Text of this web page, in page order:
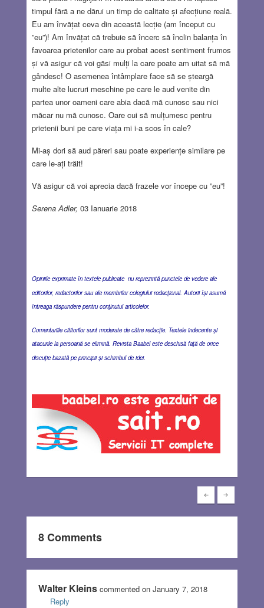
timpul fără a ne dărui un timp de calitate și afecțiune reală.
Eu am învățat ceva din această lecție (am început cu
”eu”)! Am învățat că trebuie să încerc să înclin balanța în
favoarea prietenilor care au probat acest sentiment frumos
și vă asigur că voi găsi mulți la care poate am uitat să mă
gândesc! O asemenea întâmplare face să se șteargă
multe alte lucruri meschine pe care le aud venite din
partea unor oameni care abia dacă mă cunosc sau nici
măcar nu mă cunosc. Oare cui să mulțumesc pentru
prietenii buni pe care viața mi i-a scos în cale?
Mi-aș dori să aud păreri sau poate experiențe similare pe
care le-ați trăit!
Vă asigur că voi aprecia dacă frazele vor începe cu ”eu”!
Serena Adler, 03 Ianuarie 2018
Opiniile exprimate în textele publicate nu reprezintă punctele de vedere ale
editorilor, redactorilor sau ale membrilor colegiului redacţional. Autorii îşi asumă
întreaga răspundere pentru conţinutul articolelor.
Comentariile cititorilor sunt moderate de către redacţie. Textele indecente şi
atacurile la persoană se elimină. Revista Baabel este deschisă faţă de orice
discuţie bazată pe principii şi schimbul de idei.
8 Comments
Walter Kleinscommented on January 7, 2018
Reply